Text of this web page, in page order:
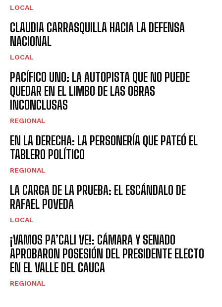
LOCAL
CLAUDIA CARRASQUILLA HACIA LA DEFENSA
NACIONAL
LOCAL
PACÍFICO UNO: LA AUTOPISTA QUE NO PUEDE
QUEDAR EN EL LIMBO DE LAS OBRAS
INCONCLUSAS
REGIONAL
EN LA DERECHA: LA PERSONERÍA QUE PATEÓ EL
TABLERO POLÍTICO
REGIONAL
LA CARGA DE LA PRUEBA: EL ESCÁNDALO DE
RAFAEL POVEDA
LOCAL
¡VAMOS PA’CALI VE!: CÁMARA Y SENADO
APROBARON POSESIÓN DEL PRESIDENTE ELECTO
EN EL VALLE DEL CAUCA
REGIONAL